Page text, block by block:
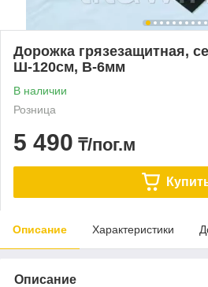
Дорожка грязезащитная,
Ш-120см, В-6мм
В наличии
Розница
5 490 ₸/пог.м
Описание Характеристики
Описание